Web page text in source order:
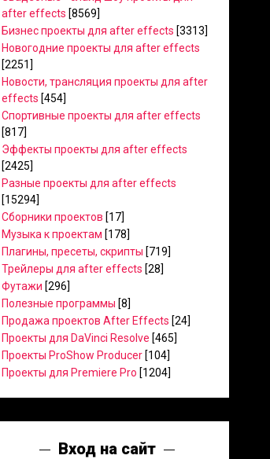
after effects [8569]
Бизнес проекты для after effects [3313]
Новогодние проекты для after effects
[2251]
Новости, трансляция проекты для after
effects [454]
Спортивные проекты для after effects
[817]
Эффекты проекты для after effects
[2425]
Разные проекты для after effects
[15294]
Сборники проектов [17]
Музыка к проектам [178]
Плагины, пресеты, скрипты [719]
Трейлеры для after effects [28]
Футажи [296]
Полезные программы [8]
Продажа проектов After Effects [24]
Проекты для DaVinci Resolve [465]
Проекты ProShow Producer [104]
Проекты для Premiere Pro [1204]
Вход на сайт